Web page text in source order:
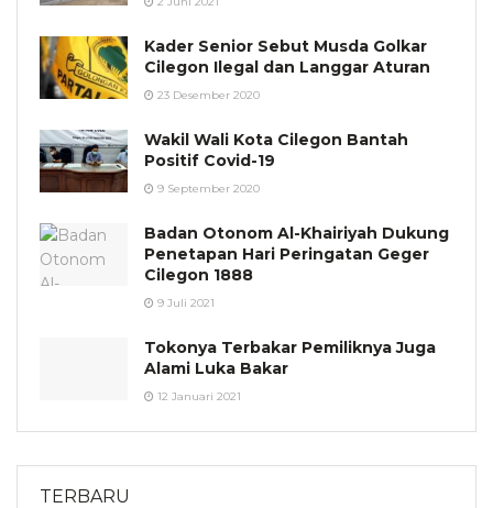
Kader Senior Sebut Musda Golkar
Cilegon Ilegal dan Langgar Aturan
23 Desember 2020
Wakil Wali Kota Cilegon Bantah
Positif Covid-19
9 September 2020
Badan Otonom Al-Khairiyah Dukung
Penetapan Hari Peringatan Geger
Cilegon 1888
9 Juli 2021
Tokonya Terbakar Pemiliknya Juga
Alami Luka Bakar
12 Januari 2021
TERBARU